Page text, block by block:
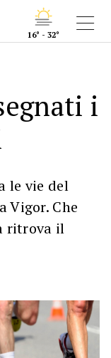
16° - 32°
i
le vie del
Vigor. Che
ritrova il